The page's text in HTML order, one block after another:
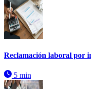
Reclamación laboral por
5 min